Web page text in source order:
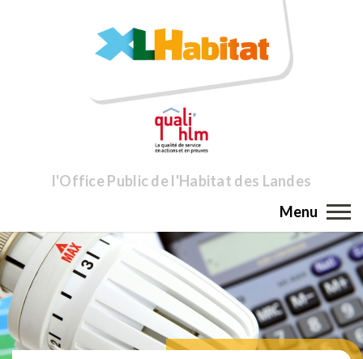
l'Office Public de l'Habitat des Landes
Menu